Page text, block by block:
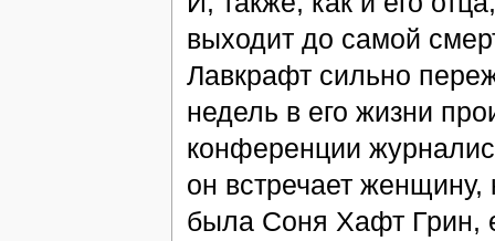
выходит до самой
Лавкрафт сильно
недель в его жизни
конференции
он встречает женщину,
была Соня Хафт Грин,